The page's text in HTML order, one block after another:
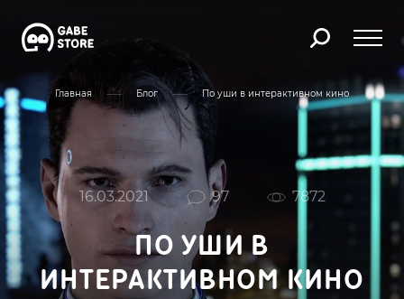
Главная Блог По уши в интерактивном кино
16.03.2021 97 7872
ПО УШИ В
ИНТЕРАКТИВНОМ КИНО